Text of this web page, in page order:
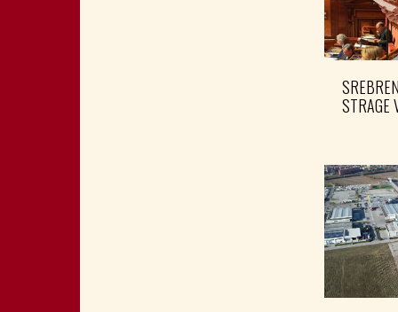
STRAGE